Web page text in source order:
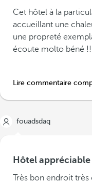
Cet hôtel à la
accueillant une
une propreté
écoute molto
Lire commentaire
fouadsdaq
Hôtel appréciable
Très bon endroit très